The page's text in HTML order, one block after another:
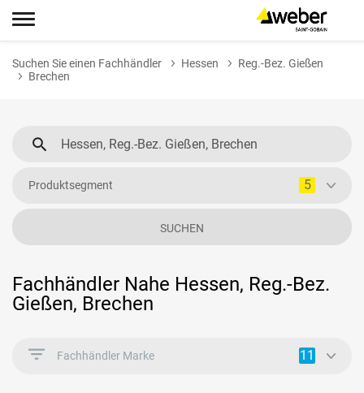
Suchen Sie einen Fachhändler Hessen
Reg.-Bez. Gießen
Brechen
Produktsegment 5
SUCHEN
Fachhändler Nahe Hessen, Reg.-Bez.
Gießen, Brechen
Fachhändler Marke 11